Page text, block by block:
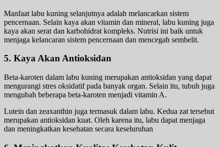
Manfaat labu kuning selanjutnya adalah melancarkan sistem
pencernaan. Selain kaya akan vitamin dan mineral, labu kuning juga
kaya akan serat dan karbohidrat kompleks. Nutrisi ini baik untuk
menjaga kelancaran sistem pencernaan dan mencegah sembelit.
5. Kaya Akan Antioksidan
Beta-karoten dalam labu kuning merupakan antioksidan yang dapat
mengurangi stres oksidatif pada banyak organ. Selain itu, tubuh juga
mengubah beberapa beta-karoten menjadi vitamin A.
Lutein dan zeaxanthin juga termasuk dalam labu. Kedua zat tersebut
merupakan antioksidan kuat. Oleh karena itu, labu dapat menjaga
dan meningkatkan kesehatan secara keseluruhan